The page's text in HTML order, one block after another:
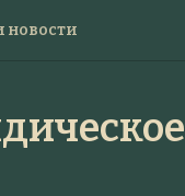
новости